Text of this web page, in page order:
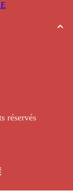
réservés